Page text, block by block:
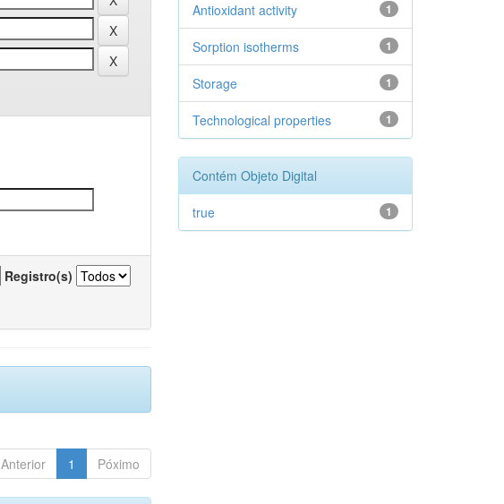
Registro(s)
Anterior 1 Póximo
1
Antioxidant activity
1
Sorption isotherms
1
Storage
1
Technological properties
Contém Objeto Digital
1
true